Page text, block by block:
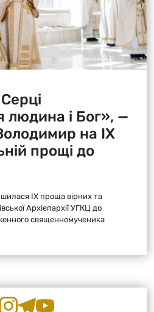
людина і Бог», —
на ІХ
прощі до
ІХ проща вірних та
Архієпархії УГКЦ до
священномученика